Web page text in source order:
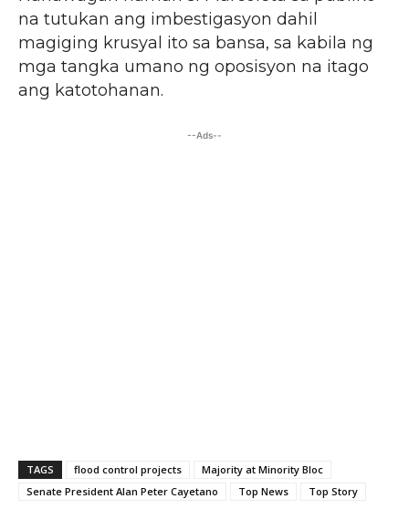
na tutukan ang imbestigasyon dahil
magiging krusyal ito sa bansa, sa kabila ng
mga tangka umano ng oposisyon na itago
ang katotohanan.
--Ads--
TAGS flood control projects
Majority at Minority Bloc
Senate President Alan Peter Cayetano
Top News Top Story